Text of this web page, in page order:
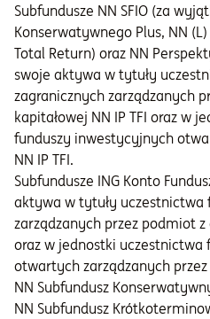
Subfundusze NN SFIO (za
Konserwatywnego Plus, NN
Total Return) oraz NN
swoje aktywa w tytuły
zagranicznych zarządzanych
kapitałowej NN IP TFI oraz w
funduszy inwestycyjnych
NN IP TFI.
Subfundusze ING Konto
aktywa w tytuły uczestnictwa
zarządzanych przez podmiot z
oraz w jednostki
otwartych zarządzanych przez
NN Subfundusz
NN Subfundusz